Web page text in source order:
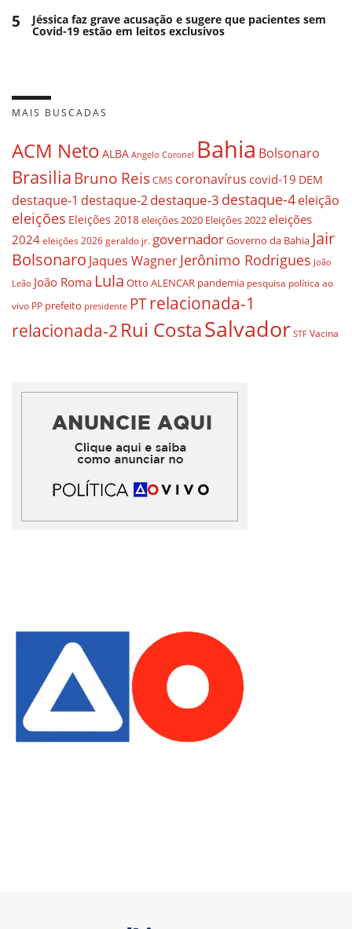
5 Jéssica faz grave acusação e sugere que pacientes sem
Covid-19 estão em leitos exclusivos
MAIS BUSCADAS
ACM Neto ALBA Angelo Coronel Bahia Bolsonaro
BrasiliaBruno ReisCMS coronavírus covid-19 DEM
destaque-1 destaque-2destaque-3 destaque-4eleição
eleições Eleições 2018eleições 2020 Eleições 2022eleições
2024 eleições 2026 geraldo jr. governadorGoverno da Bahia Jair
Bolsonaro Jaques WagnerJerônimo Rodrigues João
Leão João Roma Lula Otto ALENCAR pandemia pesquisa política ao
vivo PP prefeito presidente PTrelacionada-1
relacionada-2 Rui CostaSalvador STF Vacina